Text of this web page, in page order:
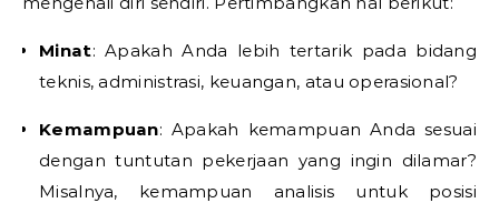
Minat: Apakah Anda lebih tertarik pada bidang
teknis, administrasi, keuangan, atau operasional?
Kemampuan: Apakah kemampuan Anda sesuai
dengan tuntutan pekerjaan yang ingin dilamar?
Misalnya, kemampuan analisis untuk posisi